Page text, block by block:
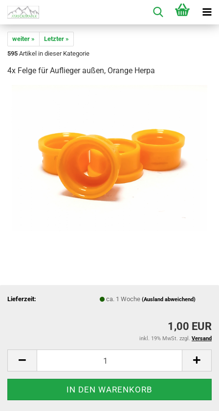
weiter »
Letzter »
595 Artikel in dieser Kategorie
4x Felge für Auflieger außen, Orange Herpa
Lieferzeit: ca. 1 Woche(Ausland abweichend)
1,00 EUR
inkl. 19% MwSt. zzgl. Versand